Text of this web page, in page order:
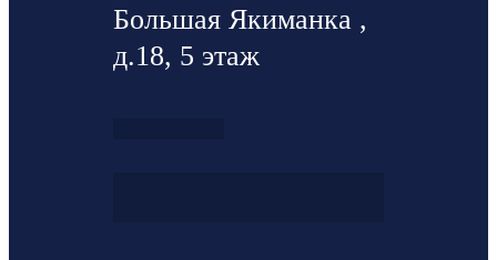
Большая Якиманка ,
д.18, 5 этаж